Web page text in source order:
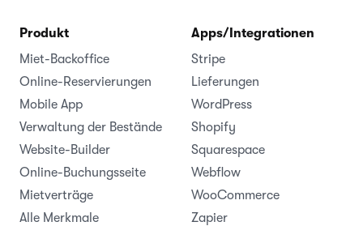
Produkt
Miet-Backoffice
Online-Reservierungen
Mobile App
Verwaltung der Bestände
Website-Builder
Online-Buchungsseite
Mietverträge
Alle Merkmale
Apps/Integrationen
Stripe
Lieferungen
WordPress
Shopify
Squarespace
Webflow
WooCommerce
Zapier